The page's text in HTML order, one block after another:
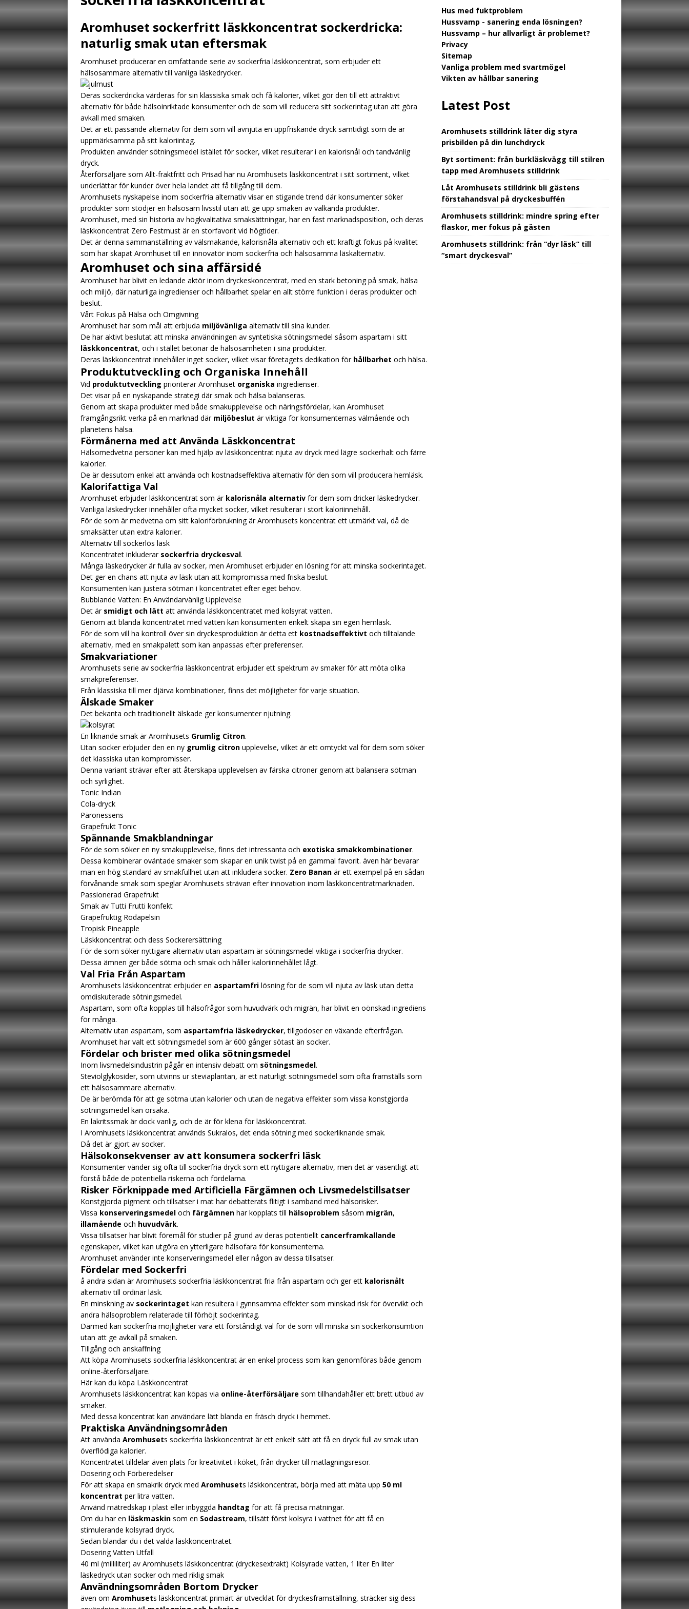
gästen
UNCATEGORIZED
[ August 1, 2026 ] Aromhusets stilldrink: från “dyr läsk” till “smart dryckesval”
UNCATEGORIZED
UNCATEGORIZED
Aromhuset sockerfritt läskkoncentrat sockerdricka:
naturlig smak utan eftersmak
Aromhuset producerar en omfattande serie av sockerfria läskkoncentrat, som erbjuder ett
hälsosammare alternativ till vanliga läskedrycker.
Deras sockerdricka värderas för sin klassiska smak och få kalorier, vilket gör den till ett attraktivt
alternativ för både hälsoinriktade konsumenter och de som vill reducera sitt sockerintag utan att göra
avkall med smaken.
Det är ett passande alternativ för dem som vill avnjuta en uppfriskande dryck samtidigt som de är
uppmärksamma på sitt kaloriintag.
Produkten använder sötningsmedel istället för socker, vilket resulterar i en kalorisnål och tandvänlig
dryck.
Återförsäljare som Allt-fraktfritt och Prisad har nu Aromhusets läskkoncentrat i sitt sortiment, vilket
underlättar för kunder över hela landet att få tillgång till dem.
Aromhusets nyskapelse inom sockerfria alternativ visar en stigande trend där konsumenter söker
produkter som stödjer en hälsosam livsstil utan att ge upp smaken av välkända produkter.
Aromhuset, med sin historia av högkvalitativa smaksättningar, har en fast marknadsposition, och deras
läskkoncentrat Zero Festmust är en storfavorit vid högtider.
Det är denna sammanställning av välsmakande, kalorisnåla alternativ och ett kraftigt fokus på kvalitet
som har skapat Aromhuset till en innovatör inom sockerfria och hälsosamma läskalternativ.
Aromhuset och sina affärsidé
Aromhuset har blivit en ledande aktör inom dryckeskoncentrat, med en stark betoning på smak, hälsa
och miljö, där naturliga ingredienser och hållbarhet spelar en allt större funktion i deras produkter och
beslut.
Vårt Fokus på Hälsa och Omgivning
Aromhuset har som mål att erbjuda miljövänliga alternativ till sina kunder.
De har aktivt beslutat att minska användningen av syntetiska sötningsmedel såsom aspartam i sitt
läskkoncentrat, och i stället betonar de hälsosamheten i sina produkter.
Deras läskkoncentrat innehåller inget socker, vilket visar företagets dedikation för hållbarhet och hälsa.
Produktutveckling och Organiska Innehåll
Vid produktutveckling prioriterar Aromhuset organiska ingredienser.
Det visar på en nyskapande strategi där smak och hälsa balanseras.
Genom att skapa produkter med både smakupplevelse och näringsfördelar, kan Aromhuset
framgångsrikt verka på en marknad där miljöbeslut är viktiga för konsumenternas välmående och
planetens hälsa.
Förmånerna med att Använda Läskkoncentrat
Hälsomedvetna personer kan med hjälp av läskkoncentrat njuta av dryck med lägre sockerhalt och färre
kalorier.
De är dessutom enkel att använda och kostnadseffektiva alternativ för den som vill producera hemläsk.
Kalorifattiga Val
Aromhuset erbjuder läskkoncentrat som är kalorisnåla alternativ för dem som dricker läskedrycker.
Vanliga läskedrycker innehåller ofta mycket socker, vilket resulterar i stort kaloriinnehåll.
För de som är medvetna om sitt kaloriförbrukning är Aromhusets koncentrat ett utmärkt val, då de
smaksätter utan extra kalorier.
Alternativ till sockerlös läsk
Koncentratet inkluderar sockerfria dryckesval.
Många läskedrycker är fulla av socker, men Aromhuset erbjuder en lösning för att minska sockerintaget.
Det ger en chans att njuta av läsk utan att kompromissa med friska beslut.
Konsumenten kan justera sötman i koncentratet efter eget behov.
Bubblande Vatten: En Användarvänlig Upplevelse
Det är smidigt och lätt att använda läskkoncentratet med kolsyrat vatten.
Genom att blanda koncentratet med vatten kan konsumenten enkelt skapa sin egen hemläsk.
För de som vill ha kontroll över sin dryckesproduktion är detta ett kostnadseffektivt och tilltalande
alternativ, med en smakpalett som kan anpassas efter preferenser.
Smakvariationer
Aromhusets serie av sockerfria läskkoncentrat erbjuder ett spektrum av smaker för att möta olika
smakpreferenser.
Från klassiska till mer djärva kombinationer, finns det möjligheter för varje situation.
Älskade Smaker
Det bekanta och traditionellt älskade ger konsumenter njutning.
En liknande smak är Aromhusets Grumlig Citron.
Utan socker erbjuder den en ny grumlig citron upplevelse, vilket är ett omtyckt val för dem som söker
det klassiska utan kompromisser.
Denna variant strävar efter att återskapa upplevelsen av färska citroner genom att balansera sötman
och syrlighet.
Tonic Indian
Cola-dryck
Päronessens
Grapefrukt Tonic
Spännande Smakblandningar
För de som söker en ny smakupplevelse, finns det intressanta och exotiska smakkombinationer.
Dessa kombinerar oväntade smaker som skapar en unik twist på en gammal favorit. även här bevarar
man en hög standard av smakfullhet utan att inkludera socker. Zero Banan är ett exempel på en sådan
förvånande smak som speglar Aromhusets strävan efter innovation inom läskkoncentratmarknaden.
Passionerad Grapefrukt
Smak av Tutti Frutti konfekt
Grapefruktig Rödapelsin
Tropisk Pineapple
Läskkoncentrat och dess Sockerersättning
För de som söker nyttigare alternativ utan aspartam är sötningsmedel viktiga i sockerfria drycker.
Dessa ämnen ger både sötma och smak och håller kaloriinnehållet lågt.
Val Fria Från Aspartam
Aromhusets läskkoncentrat erbjuder en aspartamfri lösning för de som vill njuta av läsk utan detta
omdiskuterade sötningsmedel.
Aspartam, som ofta kopplas till hälsofrågor som huvudvärk och migrän, har blivit en oönskad ingrediens
för många.
Alternativ utan aspartam, som aspartamfria läskedrycker, tillgodoser en växande efterfrågan.
Aromhuset har valt ett sötningsmedel som är 600 gånger sötast än socker.
Fördelar och brister med olika sötningsmedel
Inom livsmedelsindustrin pågår en intensiv debatt om sötningsmedel.
Steviolglykosider, som utvinns ur steviaplantan, är ett naturligt sötningsmedel som ofta framställs som
ett hälsosammare alternativ.
De är berömda för att ge sötma utan kalorier och utan de negativa effekter som vissa konstgjorda
sötningsmedel kan orsaka.
En lakritssmak är dock vanlig, och de är för klena för läskkoncentrat.
I Aromhusets läskkoncentrat används Sukralos, det enda sötning med sockerliknande smak.
Då det är gjort av socker.
Hälsokonsekvenser av att konsumera sockerfri läsk
Konsumenter vänder sig ofta till sockerfria dryck som ett nyttigare alternativ, men det är väsentligt att
förstå både de potentiella riskerna och fördelarna.
Risker Förknippade med Artificiella Färgämnen och Livsmedelstillsatser
Konstgjorda pigment och tillsatser i mat har debatterats flitigt i samband med hälsorisker.
Vissa konserveringsmedel och färgämnen har kopplats till hälsoproblem såsom migrän,
illamående och huvudvärk.
Vissa tillsatser har blivit föremål för studier på grund av deras potentiellt cancerframkallande
egenskaper, vilket kan utgöra en ytterligare hälsofara för konsumenterna.
Aromhuset använder inte konserveringsmedel eller någon av dessa tillsatser.
Fördelar med Sockerfri
å andra sidan är Aromhusets sockerfria läskkoncentrat fria från aspartam och ger ett kalorisnålt
alternativ till ordinär läsk.
En minskning av sockerintaget kan resultera i gynnsamma effekter som minskad risk för övervikt och
andra hälsoproblem relaterade till förhöjt sockerintag.
Därmed kan sockerfria möjligheter vara ett förståndigt val för de som vill minska sin sockerkonsumtion
utan att ge avkall på smaken.
Tillgång och anskaffning
Att köpa Aromhusets sockerfria läskkoncentrat är en enkel process som kan genomföras både genom
online-återförsäljare.
Här kan du köpa Läskkoncentrat
Aromhusets läskkoncentrat kan köpas via online-återförsäljare som tillhandahåller ett brett utbud av
smaker.
Med dessa koncentrat kan användare lätt blanda en fräsch dryck i hemmet.
Praktiska Användningsområden
Att använda Aromhusets sockerfria läskkoncentrat är ett enkelt sätt att få en dryck full av smak utan
överflödiga kalorier.
Koncentratet tilldelar även plats för kreativitet i köket, från drycker till matlagningsresor.
Dosering och Förberedelser
För att skapa en smakrik dryck med Aromhusets läskkoncentrat, börja med att mäta upp 50 ml
koncentrat per litra vatten.
Använd mätredskap i plast eller inbyggda handtag för att få precisa mätningar.
Om du har en läskmaskin som en Sodastream, tillsätt först kolsyra i vattnet för att få en
stimulerande kolsyrad dryck.
Sedan blandar du i det valda läskkoncentratet.
Dosering Vatten Utfall
40 ml (milliliter) av Aromhusets läskkoncentrat (dryckesextrakt) Kolsyrade vatten, 1 liter En liter
läskedryck utan socker och med riklig smak
Användningsområden Bortom Drycker
även om Aromhusets läskkoncentrat primärt är utvecklat för dryckesframställning, sträcker sig dess
Hus med fuktproblem
Hussvamp - sanering enda lösningen?
Hussvamp – hur allvarligt är problemet?
Privacy
Sitemap
Vanliga problem med svartmögel
Vikten av hållbar sanering
Latest Post
Aromhusets stilldrink låter dig styra
prisbilden på din lunchdryck
Byt sortiment: från burkläskvägg till stilren
tapp med Aromhusets stilldrink
Låt Aromhusets stilldrink bli gästens
förstahandsval på dryckesbuffén
Aromhusets stilldrink: mindre spring efter
flaskor, mer fokus på gästen
Aromhusets stilldrink: från “dyr läsk” till
“smart dryckesval”